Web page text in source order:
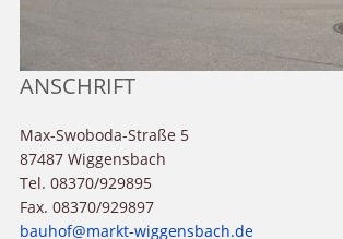
ANSCHRIFT
Max-Swoboda-Straße 5
87487 Wiggensbach
Tel. 08370/929895
Fax. 08370/929897
bauhof@markt-wiggensbach.de